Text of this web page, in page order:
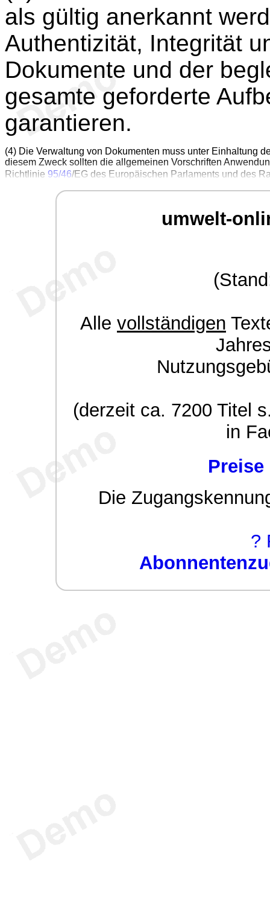
als gültig anerkannt
Authentizität, Integrität
Dokumente und der
gesamte geforderte
garantieren.
(4) Die Verwaltung von Dokumenten muss unter Einhaltung
diesem Zweck sollten die allgemeinen Vorschriften
Richtlinie 95/46/EG des Europäischen Parlaments und des
umwelt-
Alle vollständigen
(derzeit ca. 7200 Titel
in
Die
?